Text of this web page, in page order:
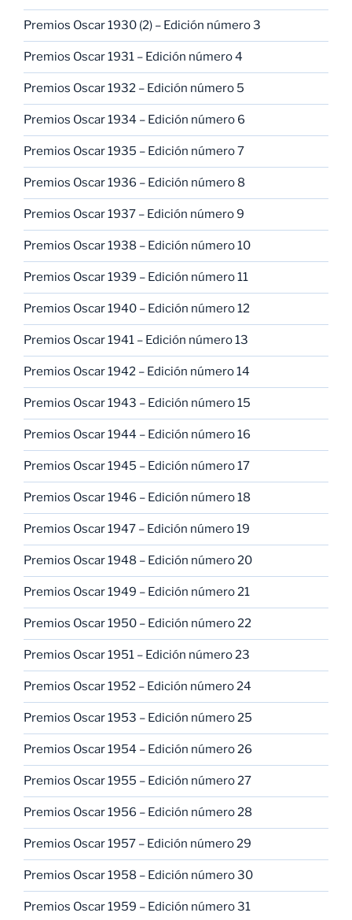
Premios Oscar 1930 (2) – Edición número 3
Premios Oscar 1931 – Edición número 4
Premios Oscar 1932 – Edición número 5
Premios Oscar 1934 – Edición número 6
Premios Oscar 1935 – Edición número 7
Premios Oscar 1936 – Edición número 8
Premios Oscar 1937 – Edición número 9
Premios Oscar 1938 – Edición número 10
Premios Oscar 1939 – Edición número 11
Premios Oscar 1940 – Edición número 12
Premios Oscar 1941 – Edición número 13
Premios Oscar 1942 – Edición número 14
Premios Oscar 1943 – Edición número 15
Premios Oscar 1944 – Edición número 16
Premios Oscar 1945 – Edición número 17
Premios Oscar 1946 – Edición número 18
Premios Oscar 1947 – Edición número 19
Premios Oscar 1948 – Edición número 20
Premios Oscar 1949 – Edición número 21
Premios Oscar 1950 – Edición número 22
Premios Oscar 1951 – Edición número 23
Premios Oscar 1952 – Edición número 24
Premios Oscar 1953 – Edición número 25
Premios Oscar 1954 – Edición número 26
Premios Oscar 1955 – Edición número 27
Premios Oscar 1956 – Edición número 28
Premios Oscar 1957 – Edición número 29
Premios Oscar 1958 – Edición número 30
Premios Oscar 1959 – Edición número 31